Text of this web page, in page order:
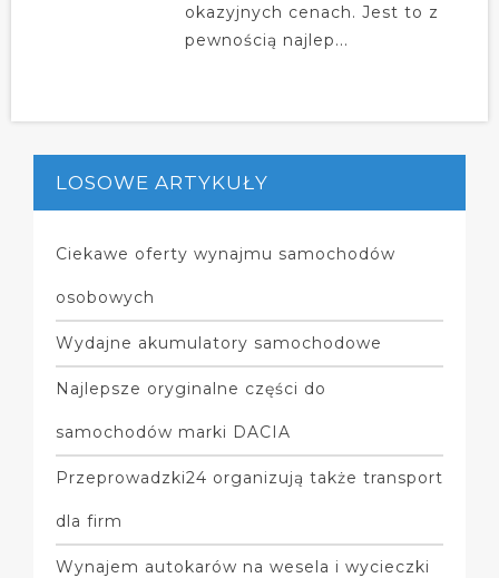
okazyjnych cenach. Jest to z
pewnością najlep...
LOSOWE ARTYKUŁY
Ciekawe oferty wynajmu samochodów
osobowych
Wydajne akumulatory samochodowe
Najlepsze oryginalne części do
samochodów marki DACIA
Przeprowadzki24 organizują także transport
dla firm
Wynajem autokarów na wesela i wycieczki